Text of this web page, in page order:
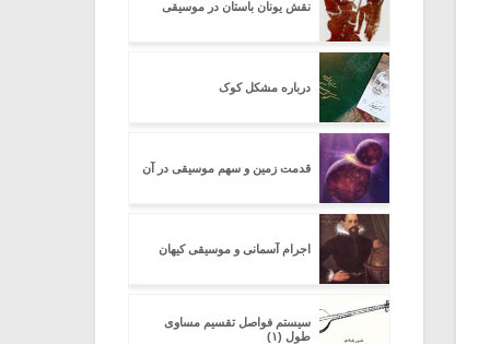
نقش یونان باستان در موسیقی
درباره مشکل کوک
قدمت زمین و سهم موسیقی در آن
اجرام آسمانی و موسیقی کیهان
سیستم فواصل تقسیم مساوی
طول (۱)